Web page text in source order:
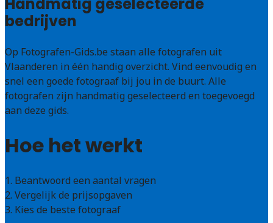
Handmatig geselecteerde
bedrijven
Op Fotografen-Gids.be staan alle fotografen uit
Vlaanderen in één handig overzicht. Vind eenvoudig en
snel een goede fotograaf bij jou in de buurt. Alle
fotografen zijn handmatig geselecteerd en toegevoegd
aan deze gids.
Hoe het werkt
1. Beantwoord een aantal vragen
2. Vergelijk de prijsopgaven
3. Kies de beste fotograaf